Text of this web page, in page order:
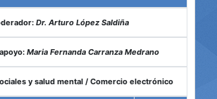
Dr. Arturo López Saldiña
Maria Fernanda Carranza Medrano
y salud mental / Comercio electrónico